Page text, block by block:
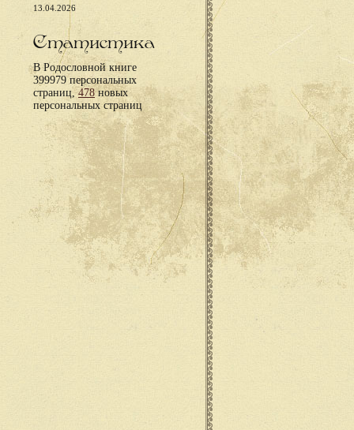
13.04.2026
Статистика
В Родословной книге
399979 персональных
страниц,478новых
персональных страниц